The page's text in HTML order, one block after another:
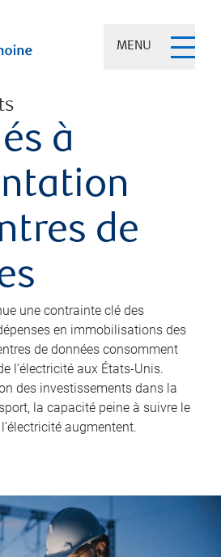
MENU
à
de
une contrainte clé des
en immobilisations des
de données consomment
l’électricité aux États-Unis.
des investissements dans la
la capacité peine à suivre le
augmentent.